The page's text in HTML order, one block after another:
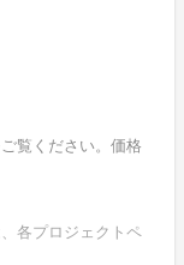
覧ください。価格
各プロジェクトペ